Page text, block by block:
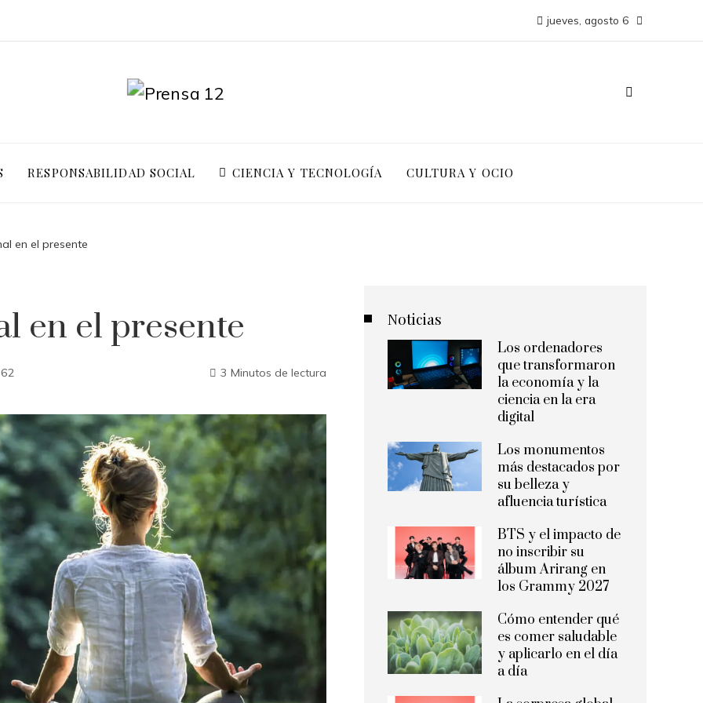
jueves, agosto 6
RESPONSABILIDAD SOCIAL CIENCIA Y TECNOLOGÍA CULTURA Y OCIO
en el presente
en el presente
3 Minutos de lectura
Noticias
Los ordenadores
que transformaron
la economía y la
ciencia en la era
digital
Los monumentos
más destacados por
su belleza y
afluencia turística
BTS y el impacto de
no inscribir su
álbum Arirang en
los Grammy 2027
Cómo entender qué
es comer saludable
y aplicarlo en el día
a día